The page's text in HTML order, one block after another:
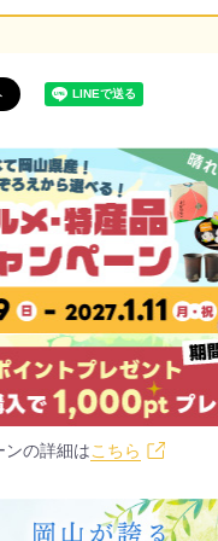
ンの詳細はこちら